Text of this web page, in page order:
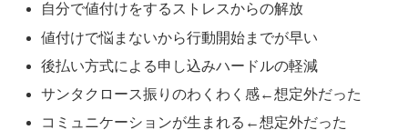
自分で値付けをするストレスからの解放
値付けで悩まないから行動開始までが早い
後払い方式による申し込みハードルの軽減
サンタクロース振りのわくわく感←想定外だった
コミュニケーションが生まれる←想定外だった